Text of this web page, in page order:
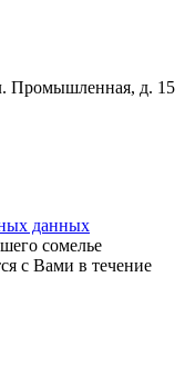
Промышленная, д. 15
данных
сомелье
с Вами в течение